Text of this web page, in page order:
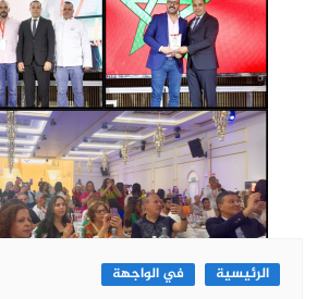
الرئيسية في الواجهة